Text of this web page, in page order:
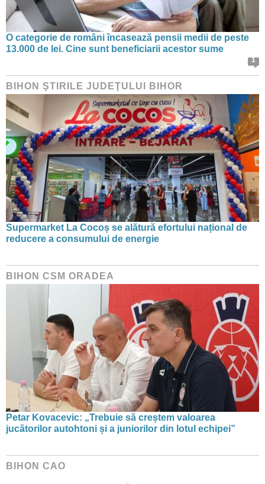
O categorie de români încasează pensii medii de peste
13.000 de lei. Cine sunt beneficiarii acestor sume
1
BIHON ŞTIRILE JUDEŢULUI BIHOR
Supermarket La Cocoș se alătură efortului național de
reducere a consumului de energie
BIHON CSM ORADEA
Petar Kovacevic: „Trebuie să creștem valoarea
jucătorilor autohtoni și a juniorilor din lotul echipei”
BIHON CAO